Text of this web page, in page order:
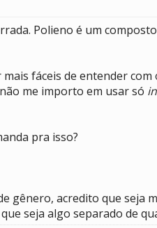
Polieno é um
fáceis de entender com
me importo em usar só
pra isso?
gênero, acredito que seja
seja algo separado de